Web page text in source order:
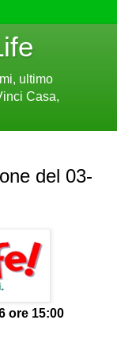
ultimo
Casa,
del 03-
ore 15:00